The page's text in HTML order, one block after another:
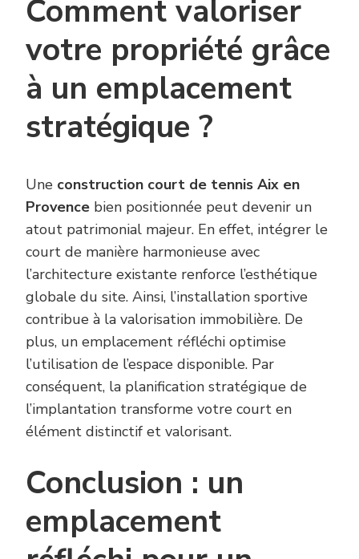
Comment valoriser
votre propriété grâce
à un emplacement
stratégique ?
Une construction court de tennis Aix en
Provence bien positionnée peut devenir un
atout patrimonial majeur. En effet, intégrer le
court de manière harmonieuse avec
l’architecture existante renforce l’esthétique
globale du site. Ainsi, l’installation sportive
contribue à la valorisation immobilière. De
plus, un emplacement réfléchi optimise
l’utilisation de l’espace disponible. Par
conséquent, la planification stratégique de
l’implantation transforme votre court en
élément distinctif et valorisant.
Conclusion : un
emplacement